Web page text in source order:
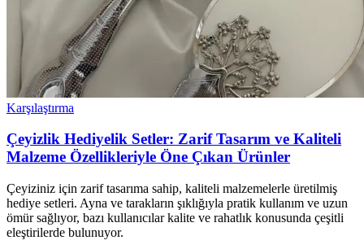
Karşılaştırma
Çeyizlik Hediyelik Setler: Zarif Tasarım ve Kaliteli
Malzeme Özellikleriyle Öne Çıkan Ürünler
Çeyiziniz için zarif tasarıma sahip, kaliteli malzemelerle üretilmiş
hediye setleri. Ayna ve tarakların şıklığıyla pratik kullanım ve uzun
ömür sağlıyor, bazı kullanıcılar kalite ve rahatlık konusunda çeşitli
eleştirilerde bulunuyor.